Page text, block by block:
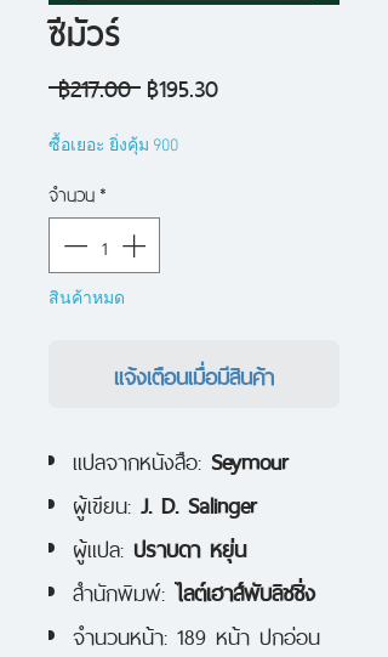
ซีมัวร์
฿217.00 ราคา
฿195.30ราคา
ซื้อเยอะ ยิ่งคุ้ม 900
จำนวน*
สินค้าหมด
แจ้งเตือนเมื่อมีสินค้า
แปลจากหนังสือ: Seymour
ผู้เขียน: J. D. Salinger
ผู้แปล: ปราบดา หยุ่น
สำนักพิมพ์: ไลต์เฮาส์พับลิชชิ่ง
จำนวนหน้า: 189 หน้า ปกอ่อน